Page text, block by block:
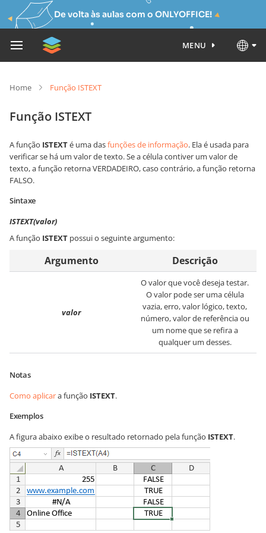
De volta às aulas com o ONLYOFFICE!
MENU
Home Função ISTEXT
Função ISTEXT
A função ISTEXTé uma dasfunções de informação. Ela é usada para
verificar se há um valor de texto. Se a célula contiver um valor de
texto, a função retorna VERDADEIRO, caso contrário, a função retorna
FALSO.
Sintaxe
ISTEXT(valor)
A função ISTEXT possui o seguinte argumento:
Argumento Descrição
valor
O valor que você deseja testar.
O valor pode ser uma célula
vazia, erro, valor lógico, texto,
número, valor de referência ou
um nome que se refira a
qualquer um desses.
Notas
Como aplicara função ISTEXT.
Exemplos
A figura abaixo exibe o resultado retornado pela função ISTEXT.